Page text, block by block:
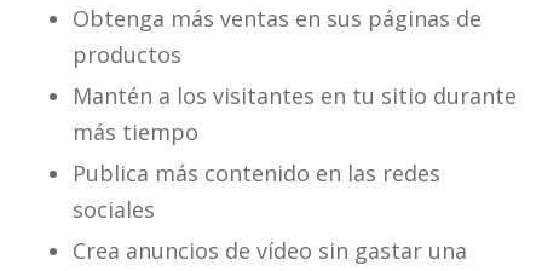
Obtenga más ventas en sus páginas de
productos
Mantén a los visitantes en tu sitio durante
más tiempo
Publica más contenido en las redes
sociales
Crea anuncios de vídeo sin gastar una